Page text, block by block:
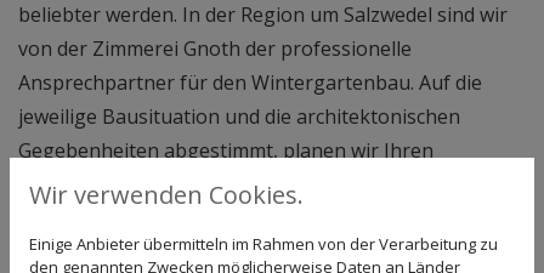
beliebter werden. In der Region um Salzwedel sind wir
von der Zimmerei Gnoth der professionelle
Ansprechpartner für den Wintergartenbau. Auf die
jeweilige Bausituation und die architektonischen
Gegebenheiten abgestimmt, planen wir Ihren
Wintergarten ganz individuell mit erstklassigen
Maß, der auch Ihren gestalterischen Wünschen
Wir verwenden Cookies.
Einige Anbieter übermitteln im Rahmen von der Verarbeitung zu
den genannten Zwecken möglicherweise Daten an Länder